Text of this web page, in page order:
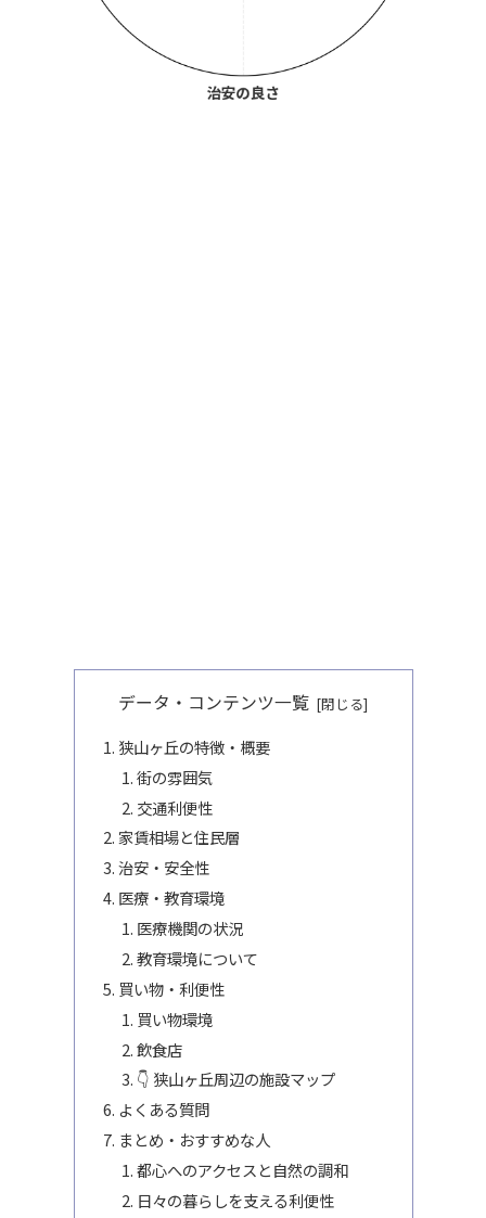
データ・コンテンツ一覧
狭山ヶ丘の特徴・概要
街の雰囲気
交通利便性
家賃相場と住民層
治安・安全性
医療・教育環境
医療機関の状況
教育環境について
買い物・利便性
買い物環境
飲食店
👇 狭山ヶ丘周辺の施設マップ
よくある質問
まとめ・おすすめな人
都心へのアクセスと自然の調和
日々の暮らしを支える利便性